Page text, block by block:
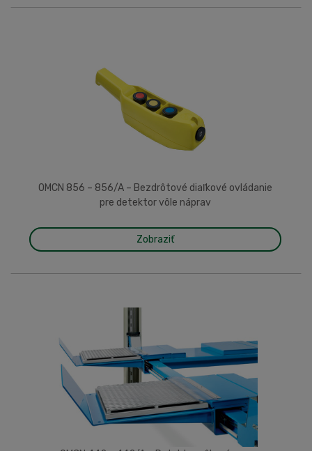
OMCN 856 – 856/A – Bezdrôtové diaľkové ovládanie
pre detektor vôle náprav
Zobraziť